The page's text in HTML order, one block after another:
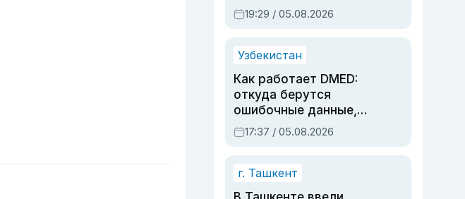
предупреждали об
опасности, но стройка
19:29 / 05.08.2026
Узбекистан
Как работает DMED:
откуда берутся
ошибочные данные,
дубли аккаунтов и
очереди по онлайн-
17:37 / 05.08.2026
г. Ташкент